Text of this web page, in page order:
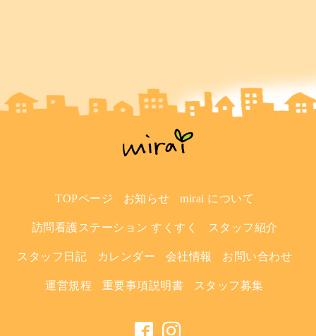
TOPページ お知らせ mirai について
訪問看護ステーション すくすく スタッフ紹介
スタッフ日記 カレンダー 会社情報 お問い合わせ
運営規程 重要事項説明書 スタッフ募集